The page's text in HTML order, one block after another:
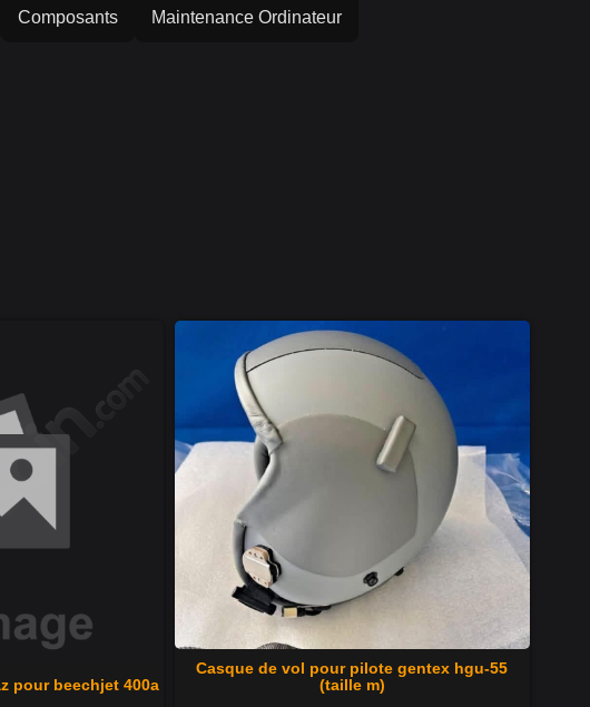
Composants Maintenance Ordinateur
pour beechjet 400a
Casque de vol pour pilote gentex hgu-55
(taille m)